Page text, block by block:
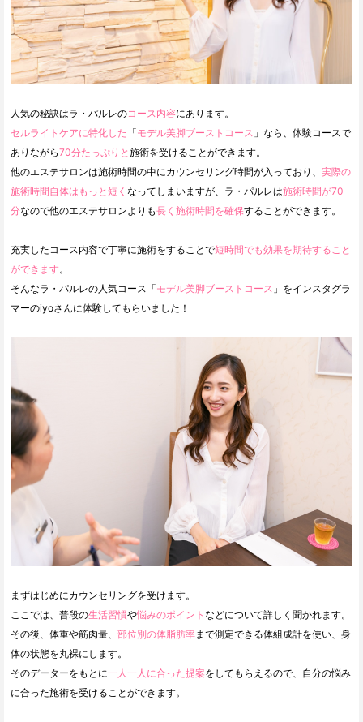
人気の秘訣はラ・パルレのコース内容にあります。
セルライトケアに特化した 「モデル美脚ブーストコース 」なら、体験コースで
ありながら70分たっぷりと 施術を受けることができます。
他のエステサロンは施術時間の中にカウンセリング時間が入っており、 実際の
施術時間自体はもっと短く なってしまいますが、ラ・パルレは施術時間が70
分なので他のエステサロンよりも長く施術時間を確保することができます。
充実したコース内容で丁寧に施術をすることで短時間でも効果を期待すること
ができます。
そんなラ・パルレの人気コース「モデル美脚ブーストコース 」をインスタグラ
マーのiyoさんに体験してもらいました！
まずはじめにカウンセリングを受けます。
ここでは、普段の生活習慣や悩みのポイント などについて詳しく聞かれます。
その後、体重や筋肉量、 部位別の体脂肪率まで測定できる体組成計を使い、身
体の状態を丸裸にします。
そのデーターをもとに一人一人に合った提案をしてもらえるので、自分の悩み
に合った施術を受けることができます。